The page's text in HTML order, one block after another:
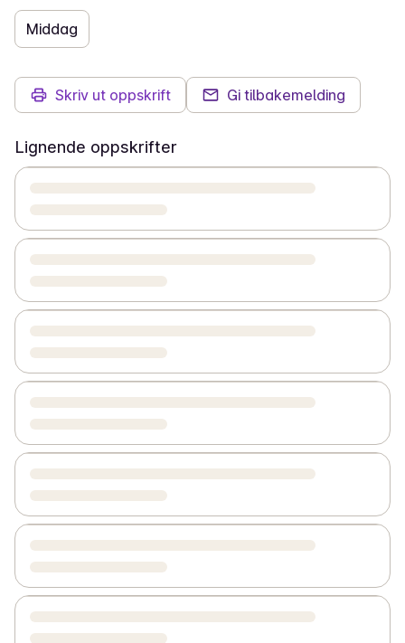
Middag
Skriv ut oppskrift Gi tilbakemelding
Lignende oppskrifter